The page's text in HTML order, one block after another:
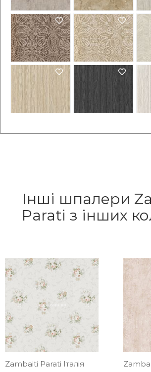
Інші шпалери
Parati з інших
Zambaiti Parati Італія